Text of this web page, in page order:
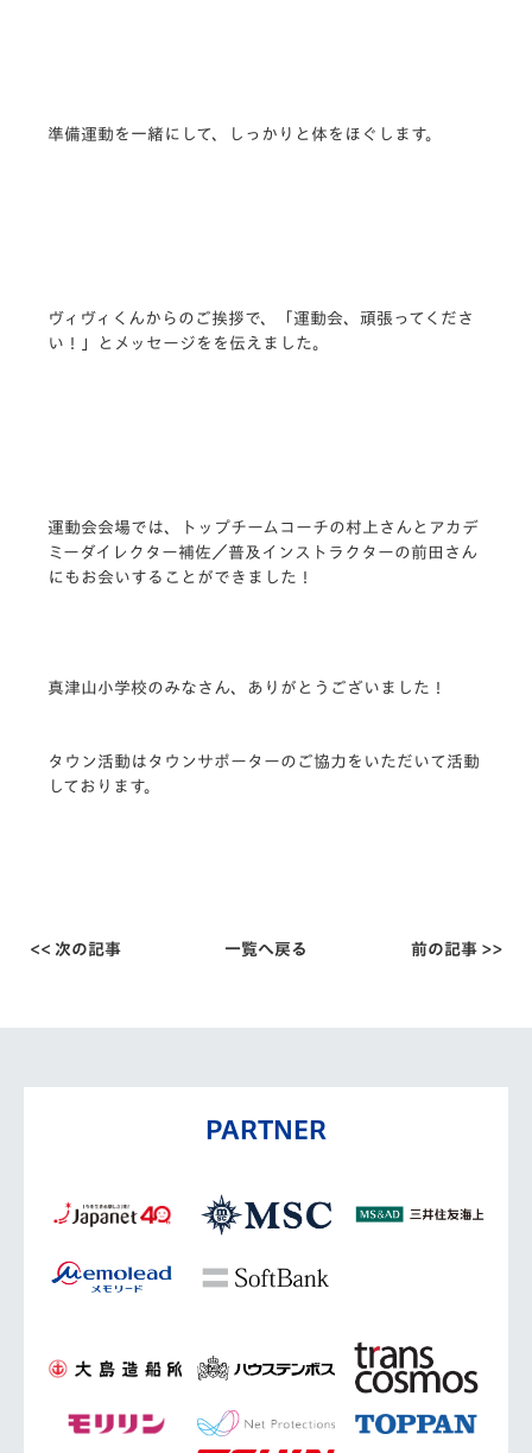
準備運動を一緒にして、しっかりと体をほぐします。
ヴィヴィくんからのご挨拶で、「運動会、頑張ってくださ
い！」とメッセージをを伝えました。
運動会会場では、トップチームコーチの村上さんとアカデ
ミーダイレクター補佐／普及インストラクターの前田さん
にもお会いすることができました！
真津山小学校のみなさん、ありがとうございました！
タウン活動はタウンサポーターのご協力をいただいて活動
しております。
<< 次の記事 一覧へ戻る 前の記事 >>
PARTNER